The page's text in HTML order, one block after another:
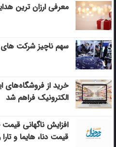
معرفی ارزان ترین
سهم ناچیز شرکت های
خرید از فروشگاه‌های
الکترونیک فراهم شد
افزایش ناگهانی
قیمت دنا، هایما و تارا